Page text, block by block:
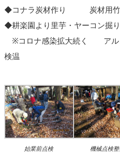
◆コナラ炭材作り 炭材用竹
◆耕楽園より里芋・ヤーコン掘
※コロナ感染拡大続く アルコ
検温
始業前点検 機械点検整